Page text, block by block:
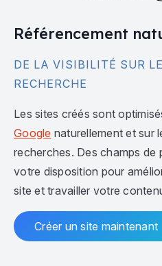
Référencement
DE LA VISIBILITÉ SUR
RECHERCHE
Les sites créés sont
Google naturellement et sur
recherches. Des champs de
votre disposition pour
site et travailler votre
Créer un site maintenant